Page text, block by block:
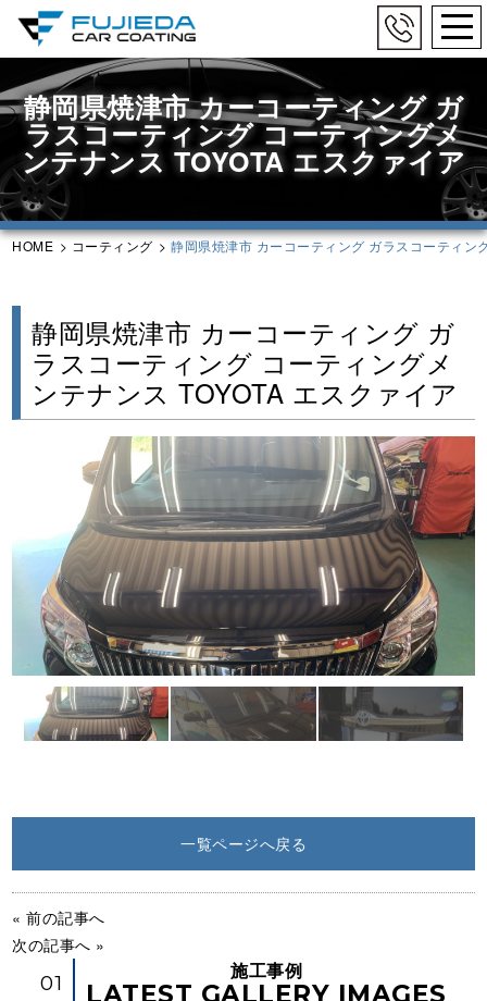
to
main
content
静岡県焼津市 カーコーティング ガ
ラスコーティング コーティングメ
ンテナンス TOYOTA エスクァイア
HOME > コーティング >静岡県焼津市 カーコーティング ガラスコーティン
静岡県焼津市 カーコーティング ガ
ラスコーティング コーティングメ
ンテナンス TOYOTA エスクァイア
一覧ページへ戻る
« 前の記事へ
次の記事へ »
01
施工事例
LATEST GALLERY IMAGES